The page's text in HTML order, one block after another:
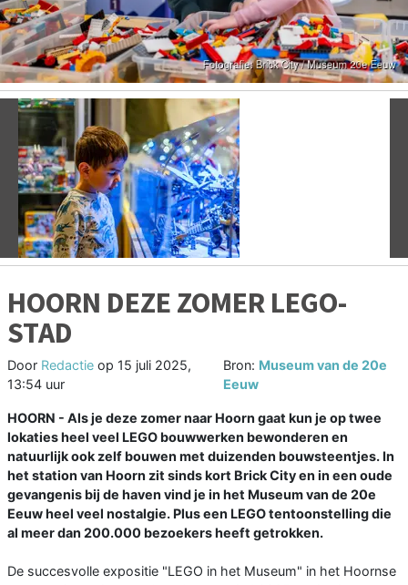
Vorige
HOORN DEZE ZOMER LEGO-
STAD
Door Redactie op 15 juli 2025,
13:54 uur
Bron: Museum van de 20e
Eeuw
HOORN - Als je deze zomer naar Hoorn gaat kun je op twee
lokaties heel veel LEGO bouwwerken bewonderen en
natuurlijk ook zelf bouwen met duizenden bouwsteentjes. In
het station van Hoorn zit sinds kort Brick City en in een oude
gevangenis bij de haven vind je in het Museum van de 20e
Eeuw heel veel nostalgie. Plus een LEGO tentoonstelling die
al meer dan 200.000 bezoekers heeft getrokken.
De succesvolle expositie "LEGO in het Museum" in het Hoornse